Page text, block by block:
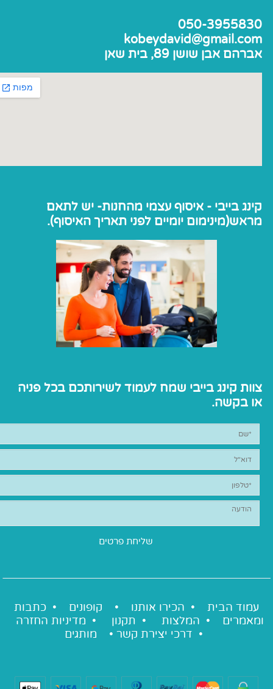
050-3955830
kobeydavid@gmail.com
אברהם אבן שושן 89, בית שאן
קינג בייבי - איסוף עצמי מהחנות- יש לתאם
מראש(מינימום יומיים לפני תאריך האיסוף).
צוות קינג בייבי שמח לעמוד לשירותכם בכל פניה
או בקשה.
עמוד הבית • הכירו אותנו • קופונים • כתבות
ומאמרים • המלצות • תקנון • מדיניות החזרה
• דרכי יצירת קשר • מותגים